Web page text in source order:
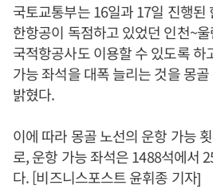
국토교통부는 16일과 17일 진행된
한항공이 독점하고 있었던 인천~
국적항공사도 이용할 수 있도록 하
가능 좌석을 대폭 늘리는 것을 몽
밝혔다.
이에 따라 몽골 노선의 운항 가능
로, 운항 가능 좌석은 1488석에서
다. [비즈니스포스트 윤휘종 기자]